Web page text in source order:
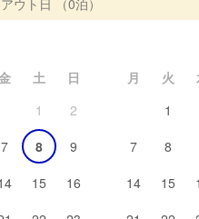
ウト日 （0泊）
土
日
1
2
7 8
9
15
16
月 火
1
7
8
14
15